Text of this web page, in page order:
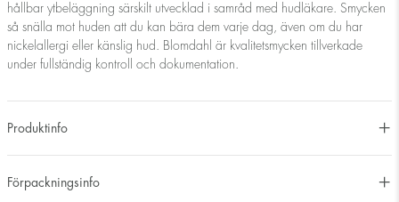
hållbar ytbeläggning särskilt utvecklad i samråd med hudläkare. Smycken
så snälla mot huden att du kan bära dem varje dag, även om du har
nickelallergi eller känslig hud. Blomdahl är kvalitetsmycken tillverkade
under fullständig kontroll och dokumentation.
Produktinfo
Förpackningsinfo